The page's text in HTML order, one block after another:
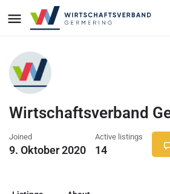
Wirtschaftsverband
Joined
9. Oktober 2020
Active listings
14